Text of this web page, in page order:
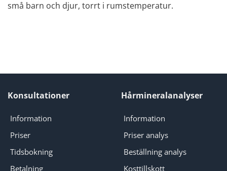
små barn och djur, torrt i rumstemperatur.
Konsultationer
Information
Priser
Tidsbokning
Betalning
Hårmineralanalyser
Information
Priser analys
Beställning analys
Kosttillskott